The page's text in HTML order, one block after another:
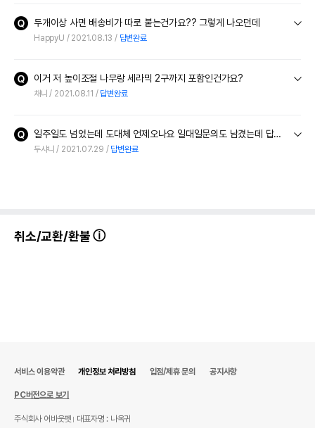
두개이상 사면 배송비가 따로 붙는건가요?? 그렇게 나오던데
HappyU 2021.08.13 답변완료
이거 저 높이조절 나무랑 세라믹 2구까지 포함인건가요?
채니 2021.08.11 답변완료
일주일도 넘었는데 도대체 언제오나요 일대일문의도 남겼는데 답이없으시네요
두샤니 2021.07.29 답변완료
취소/교환/환불
서비스 이용약관 개인정보 처리방침 입점/제휴 문의 공지사항
PC버전으로 보기
주식회사 어바웃펫
대표자명 : 나옥귀